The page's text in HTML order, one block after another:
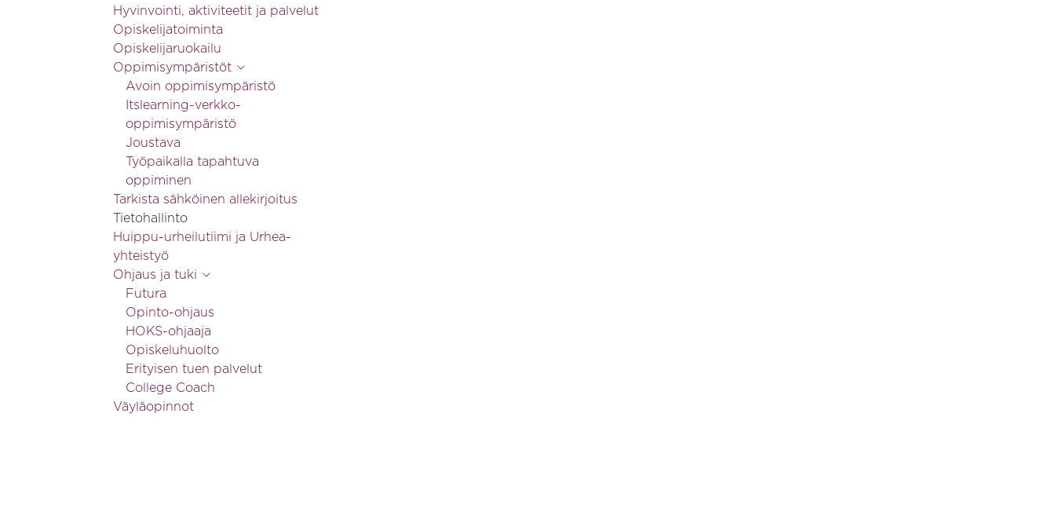
Hyvinvointi, aktiviteetit ja palvelut
Opiskelijatoiminta
Opiskelijaruokailu
Oppimisympäristöt
Avoin oppimisympäristö
Itslearning-verkko-
oppimisympäristö
Joustava
Työpaikalla tapahtuva
oppiminen
Tarkista sähköinen allekirjoitus
Tietohallinto
Huippu-urheilutiimi ja Urhea-
yhteistyö
Ohjaus ja tuki
Futura
Opinto-ohjaus
HOKS-ohjaaja
Opiskeluhuolto
Erityisen tuen palvelut
College Coach
Väyläopinnot